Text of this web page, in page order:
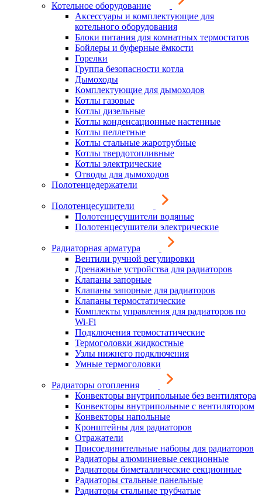
Котельное оборудование
Аксессуары и комплектующие для
котельного оборудования
Блоки питания для комнатных термостатов
Бойлеры и буферные ёмкости
Горелки
Группа безопасности котла
Дымоходы
Комплектующие для дымоходов
Котлы газовые
Котлы дизельные
Котлы конденсационные настенные
Котлы пеллетные
Котлы стальные жаротрубные
Котлы твердотопливные
Котлы электрические
Отводы для дымоходов
Полотенцедержатели
Полотенцесушители
Полотенцесушители водяные
Полотенцесушители электрические
Радиаторная арматура
Вентили ручной регулировки
Дренажные устройства для радиаторов
Клапаны запорные
Клапаны запорные для радиаторов
Клапаны термостатические
Комплекты управления для радиаторов по
Wi-Fi
Подключения термостатические
Термоголовки жидкостные
Узлы нижнего подключения
Умные термоголовки
Радиаторы отопления
Конвекторы внутрипольные без вентилятора
Конвекторы внутрипольные с вентилятором
Конвекторы напольные
Кронштейны для радиаторов
Отражатели
Присоединительные наборы для радиаторов
Радиаторы алюминиевые секционные
Радиаторы биметаллические секционные
Радиаторы стальные панельные
Радиаторы стальные трубчатые